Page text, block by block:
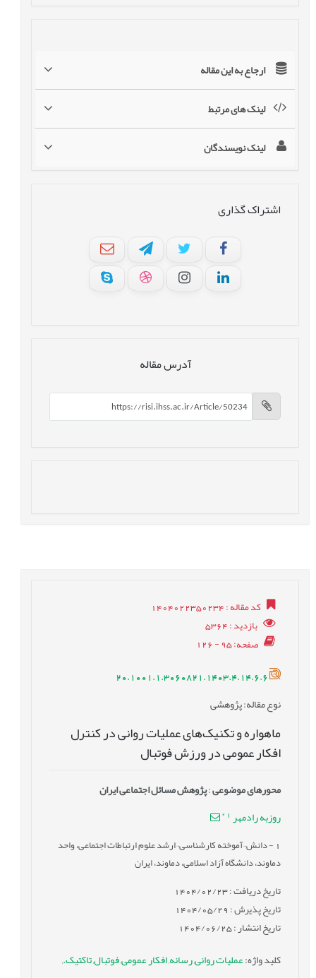
ارجاع به این مقاله
لینک های مرتبط
لینک نویسندگان
اشتراک گذاری
آدرس مقاله
کد مقاله: 1404022350234
بازدید: 5364
صفحه: 95 - 126
20.1001.1.3060821.1403.4.14.6.6
نوع مقاله: پژوهشی
ماهواره و تکنیک‌های عملیات روانی در کنترل
افکار عمومی در ورزش فوتبال
محورهای موضوعی:پژوهش مسائل اجتماعی ایران
روزبه رادمهر *
- دانش¬آموخته کارشناسی¬ارشد علوم ارتباطات اجتماعی، واحد
دماوند، دانشگاه آزاد اسلامی، دماوند، ایران
تاریخ دریافت : 1404/02/23
تاریخ پذیرش : 1404/05/29
تاریخ انتشار : 1404/06/25
کلید واژه:عملیات روانی,رسانه,افکار عمومی,فوتبال,تاکتیک.,